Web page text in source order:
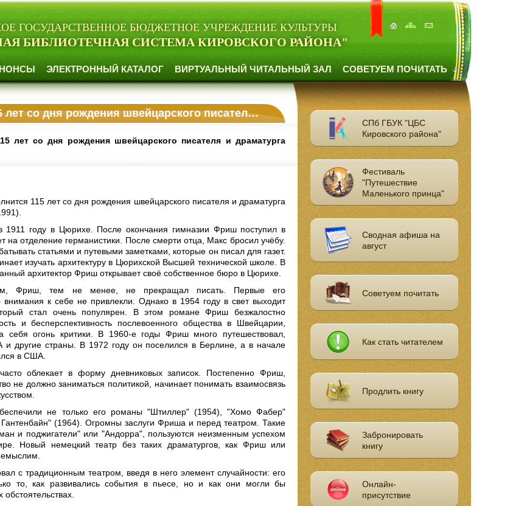
ГОСУДАРСТВЕННОЕ БЮДЖЕТНОЕ УЧРЕЖДЕНИЕ КУЛЬТУРЫ
БИБЛИОТЕЧНАЯ СИСТЕМА КИРОВСКОГО РАЙОНА"
ЭЛЕКТРОННЫЙ КАТАЛОГ ВИРТУАЛЬНЫЙ ЧИТАЛЬНЫЙ ЗАЛ СОВЕТУЕМ ПОЧИТАТЬ
со дня рождения швейцарского писателя и драматурга Макса Фриша
лет со дня рождения швейцарского писателя и драматурга
115 лет со дня рождения швейцарского писателя и драматурга
году в Цюрихе. После окончания гимназии Фриш поступил в
на отделение германистики. После смерти отца, Макс бросил учёбу.
статьями и путевыми заметками, которые он писал для газет.
изучать архитектуру в Цюрихской Высшей технической школе. В
архитектор Фриш открывает своё собственное бюро в Цюрихе.
Фриш, тем не менее, не прекращал писать. Первые его
внимания к себе не привлекли. Однако в 1954 году в свет выходит
стал очень популярен. В этом романе Фриш безжалостно
и бесперспективность послевоенного общества в Швейцарии,
огонь критики. В 1960-е годы Фриш много путешествовал,
другие страны. В 1972 году он поселился в Берлине, а в начале
в США.
облекает в форму дневниковых записок. Постепенно Фриш,
не должно заниматься политикой, начинает понимать взаимосвязь
не только его романы "Штиллер" (1954), "Хомо Фабер"
(1964). Огромны заслуги Фриша и перед театром. Такие
и поджигатели" или "Андорра", пользуются неизменным успехом
Новый немецкий театр без таких драматургов, как Фриш или
с традиционным театром, введя в него элемент случайности: его
то, как развивались события в пьесе, но и как они могли бы
обстоятельствах.
СПб ГБУК "ЦБС
Кировского района"
Фестиваль
"Путешествие
Маленького принца"
Сводная афиша на
август
Советуем почитать
Как стать читателем
Продлить книгу
Забронировать
книгу
Онлайн-
присутствие